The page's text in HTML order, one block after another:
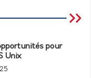
pour
Unix